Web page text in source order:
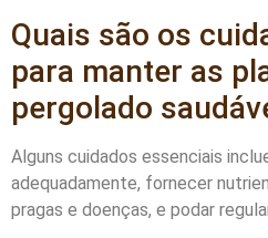
Quais são os
para manter as
pergolado
Alguns cuidados essenciais
adequadamente, fornecer
pragas e doenças, e podar